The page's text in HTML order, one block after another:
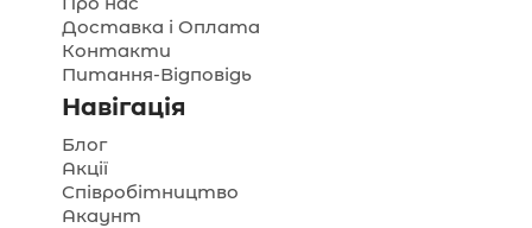
Доставка і Оплата
Контакти
Питання-Відповідь
Навігація
Блог
Акції
Співробітництво
Акаунт